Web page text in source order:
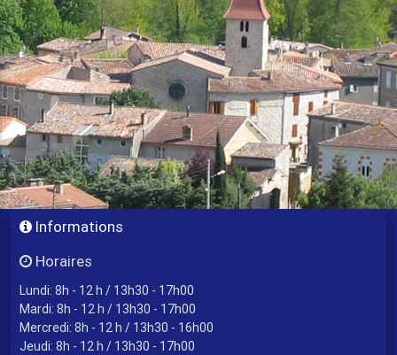
Informations
Horaires
Lundi: 8h - 12 h / 13h30 - 17h00
Mardi: 8h - 12 h / 13h30 - 17h00
Mercredi: 8h - 12 h / 13h30 - 16h00
Jeudi: 8h - 12 h / 13h30 - 17h00